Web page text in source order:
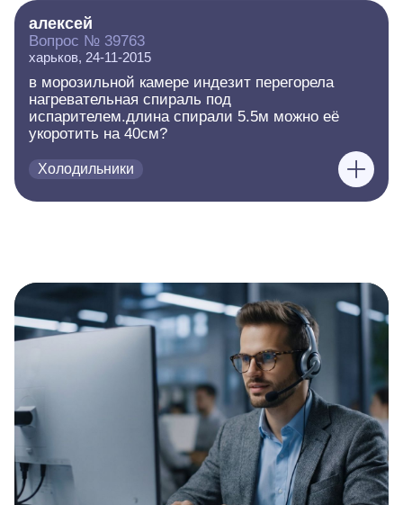
алексей
Вопрос № 39763
харьков, 24-11-2015
в морозильной камере индезит перегорела
нагревательная спираль под
испарителем.длина спирали 5.5м можно её
укоротить на 40см?
Холодильники